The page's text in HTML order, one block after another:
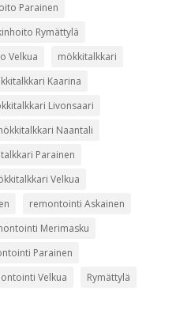
Parainen
Rymättylä
Velkua
mökkitalkkari
Kaarina
Livonsaari
Naantali
Parainen
Velkua
remontointi Askainen
Merimasku
Parainen
Velkua Rymättylä